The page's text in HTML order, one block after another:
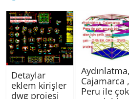
Detaylar
eklem kirişler
dwg projesi
Aydınlatma,
Cajamarca ,
Peru ile çok